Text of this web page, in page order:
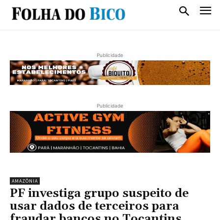
Publicidade
Publicidade
AMAZÔNIA
PF investiga grupo suspeito de
usar dados de terceiros para